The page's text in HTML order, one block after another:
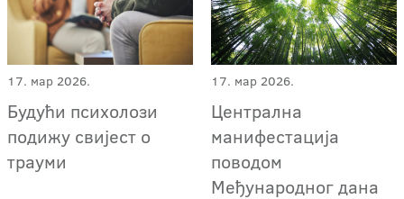
17. мар 2026.
Будући психолози
подижу свијест о
трауми
17. мар 2026.
Централна
манифестација
поводом
Међународног дана